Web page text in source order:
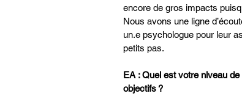
encore de gros impacts
Nous avons une ligne
un.e psychologue pour leur
petits pas.
EA : Quel est votre niveau
objectifs ?